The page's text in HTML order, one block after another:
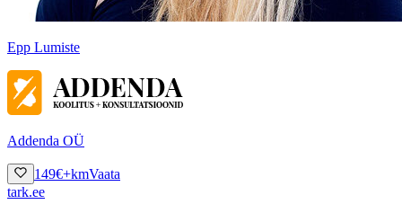
Epp Lumiste
Addenda OÜ
149€+kmVaata
tark.ee